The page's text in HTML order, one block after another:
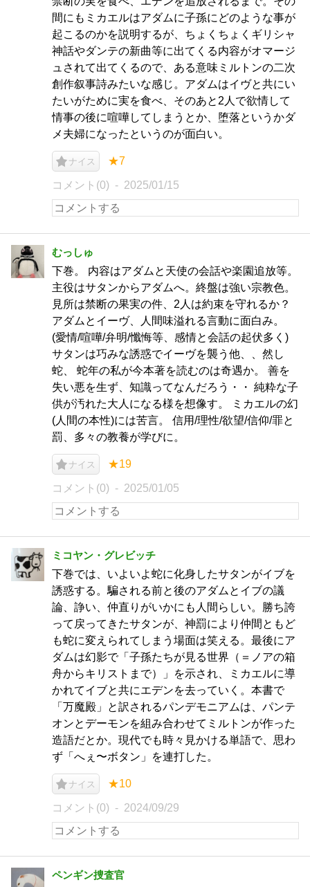
間にもミカエルはアダムに子孫にどのような事が
起こるのかを説明するが、ちょくちょくギリシャ
神話やダンテの新曲等に出てくる内容がオマージ
ュされて出てくるので、ある意味ミルトンの二次
創作叙事詩みたいな感じ。アダムはイヴと共にい
たいがために実を食べ、そのあと2人で欲情して
情事の後に喧嘩してしまうとか、堕落というかダ
メ夫婦になったというのが面白い。
ナイス ★7
コメント(0) 2025/01/15
むっしゅ
下巻。 内容はアダムと天使の会話や楽園追放等。
主役はサタンからアダムへ。終盤は強い宗教色。
見所は禁断の果実の件、2人は約束を守れるか？
アダムとイーヴ、人間味溢れる言動に面白み。
(愛情/喧嘩/弁明/懺悔等、感情と会話の起伏多く)
サタンは巧みな誘惑でイーヴを襲う他、、然し
蛇、 蛇年の私が今本著を読むのは奇遇か。 善を
失い悪を生ず、知識ってなんだろう・・ 純粋な子
供が汚れた大人になる様を想像す。 ミカエルの幻
(人間の本性)には苦言。 信用/理性/欲望/信仰/罪と
罰、多々の教養が学びに。
ナイス ★19
コメント(0) 2025/01/05
ミコヤン・グレビッチ
下巻では、いよいよ蛇に化身したサタンがイブを
誘惑する。騙される前と後のアダムとイブの議
論、諍い、仲直りがいかにも人間らしい。勝ち誇
って戻ってきたサタンが、神罰により仲間ともど
も蛇に変えられてしまう場面は笑える。最後にア
ダムは幻影で「子孫たちが見る世界（＝ノアの箱
舟からキリストまで）」を示され、ミカエルに導
かれてイブと共にエデンを去っていく。本書で
「万魔殿」と訳されるパンデモニアムは、パンテ
オンとデーモンを組み合わせてミルトンが作った
造語だとか。現代でも時々見かける単語で、思わ
ず「へぇ〜ボタン」を連打した。
ナイス ★10
コメント(0) 2024/09/29
ペンギン捜査官